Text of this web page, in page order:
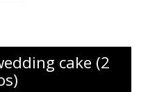
cake (2